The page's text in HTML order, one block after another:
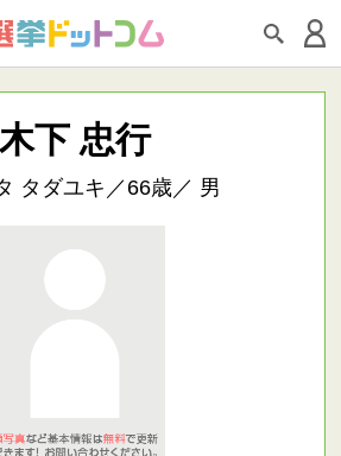
木下 忠行
タダユキ／66歳／ 男